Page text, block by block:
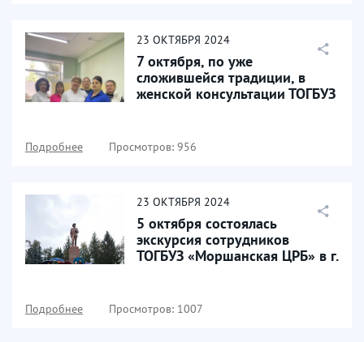
23 ОКТЯБРЯ 2024
7 октября, по уже
сложившейся традиции, в
женской консультации ТОГБУЗ
Подробнее Просмотров: 956
23 ОКТЯБРЯ 2024
5 октября состоялась
экскурсия сотрудников
ТОГБУЗ «Моршанская ЦРБ» в г.
Подробнее Просмотров: 1007